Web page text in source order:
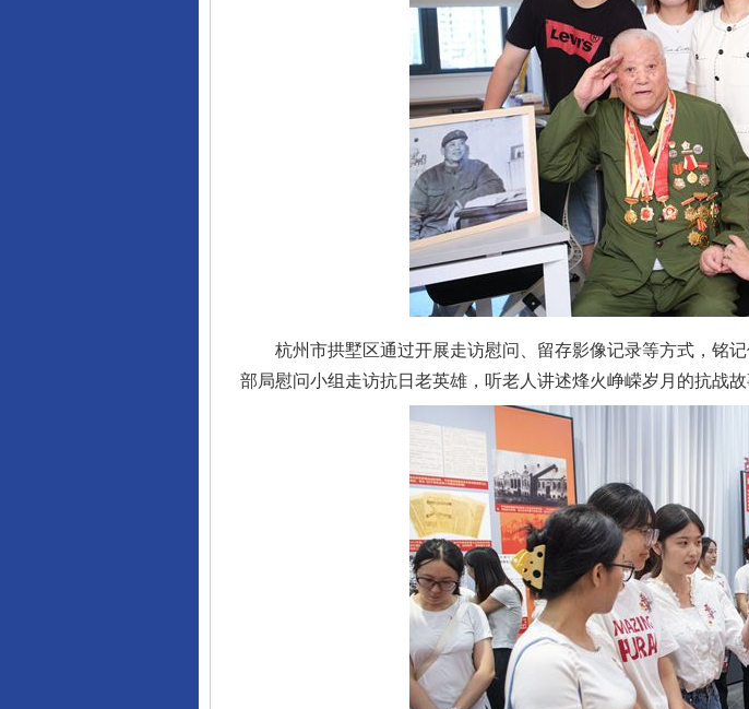
杭州市拱墅区通过开展走访慰问、留存影像记录等方式，铭记
部局慰问小组走访抗日老英雄，听老人讲述烽火峥嵘岁月的抗战